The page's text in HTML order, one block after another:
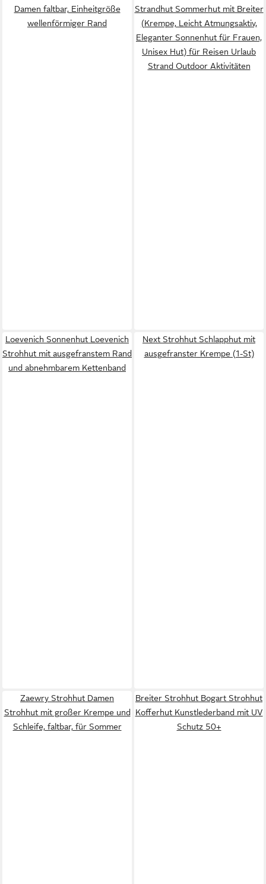
Damen faltbar, Einheitgröße
wellenförmiger Rand
Strandhut Sommerhut mit Breiter
(Krempe, Leicht Atmungsaktiv,
Eleganter Sonnenhut für Frauen,
Unisex Hut) für Reisen Urlaub
Strand Outdoor Aktivitäten
Loevenich Sonnenhut Loevenich
Strohhut mit ausgefranstem Rand
und abnehmbarem Kettenband
Next Strohhut Schlapphut mit
ausgefranster Krempe (1-St)
Zaewry Strohhut Damen
Strohhut mit großer Krempe und
Schleife, faltbar, für Sommer
Breiter Strohhut Bogart Strohhut
Kofferhut Kunstlederband mit UV
Schutz 50+